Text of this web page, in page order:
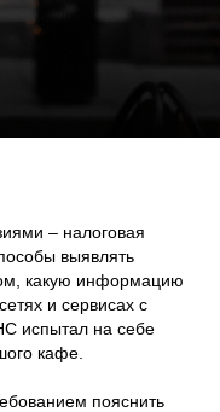
– налоговая
выявлять
какую информацию
и сервисах с
испытал на себе
кафе.
пояснить